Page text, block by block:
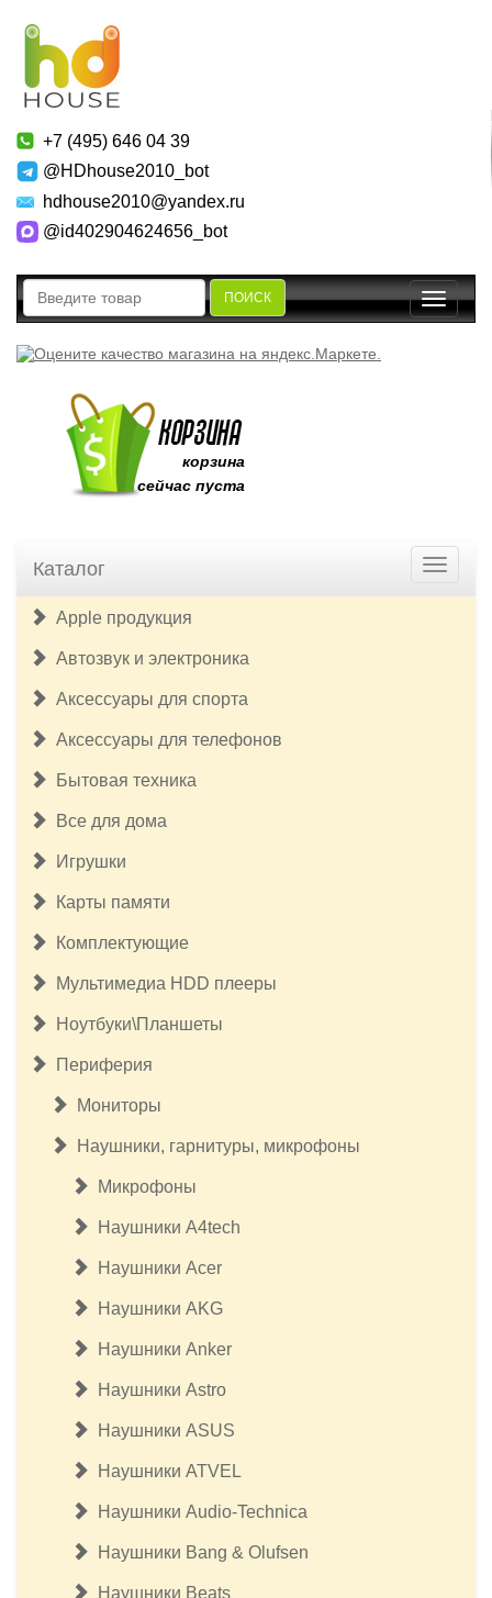
+7 (495) 646 04 39
@HDhouse2010_bot
hdhouse2010@yandex.ru
@id402904624656_bot
ПОИСК
Toggle
корзина
сейчас пуста
Каталог
Apple продукция
Автозвук и электроника
Аксессуары для спорта
Аксессуары для телефонов
Бытовая техника
Все для дома
Игрушки
Карты памяти
Комплектующие
Мультимедиа HDD плееры
Ноутбуки\Планшеты
Периферия
Мониторы
Наушники, гарнитуры, микрофоны
Микрофоны
Наушники A4tech
Наушники Acer
Наушники AKG
Наушники Anker
Наушники Astro
Наушники ASUS
Наушники ATVEL
Наушники Audio-Technica
Наушники Bang & Olufsen
Наушники Beats